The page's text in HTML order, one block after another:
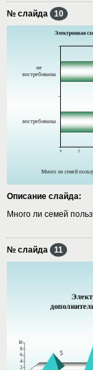
№ слайда 10
Описание слайда:
Много ли семей
№ слайда 11